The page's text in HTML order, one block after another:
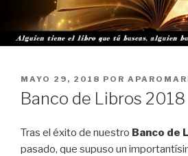
PUBLICADO
EL
MAYO 29, 2018 POR
Banco de Libros 2018
Tras el éxito de nuestro Banco de
pasado, que supuso un